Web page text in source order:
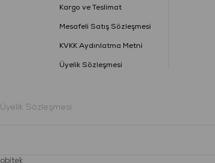
Kargo ve Teslimat
Mesafeli Satış Sözleşmesi
KVKK Aydınlatma Metni
Üyelik Sözleşmesi
Üyelik Sözleşmesi